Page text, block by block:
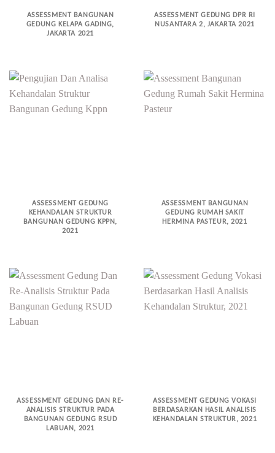
ASSESSMENT BANGUNAN
GEDUNG KELAPA GADING,
JAKARTA 2021
ASSESSMENT GEDUNG DPR RI
NUSANTARA 2, JAKARTA 2021
ASSESSMENT GEDUNG
KEHANDALAN STRUKTUR
BANGUNAN GEDUNG KPPN,
2021
ASSESSMENT BANGUNAN
GEDUNG RUMAH SAKIT
HERMINA PASTEUR, 2021
ASSESSMENT GEDUNG DAN RE-
ANALISIS STRUKTUR PADA
BANGUNAN GEDUNG RSUD
LABUAN, 2021
ASSESSMENT GEDUNG VOKASI
BERDASARKAN HASIL ANALISIS
KEHANDALAN STRUKTUR, 2021